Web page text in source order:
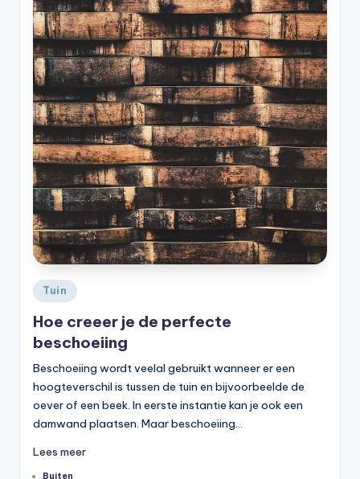
Geplaatst
in
Tuin
Hoe creeer je de perfecte
beschoeiing
Beschoeiing wordt veelal gebruikt wanneer er een
hoogteverschil is tussen de tuin en bijvoorbeelde de
oever of een beek. In eerste instantie kan je ook een
damwand plaatsen. Maar beschoeiing…
Lees meer
Tags:Buiten